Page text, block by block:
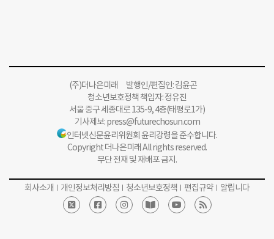
(주)더나은미래 발행인/편집인: 김윤곤
청소년보호정책 책임자: 정유진
서울 중구 세종대로 135-9, 4층(태평로1가)
기사제보:press@futurechosun.com
인터넷신문윤리위원회 윤리강령을 준수합니다.
Copyright 더나은미래 All rights reserved.
무단 전재 및 재배포 금지.
회사소개 개인정보처리방침 청소년보호정책 편집규약 알립니다